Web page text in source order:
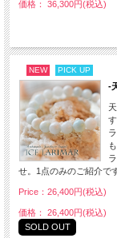
価格： 36,300円(税込)
NEW PICK UP
-
せ。1点のみのご紹介で
Price：26,400円(税込)
価格： 26,400円(税込)
SOLD OUT